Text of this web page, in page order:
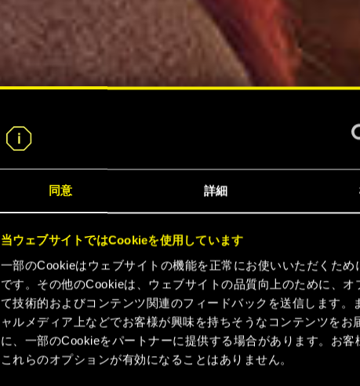
同意 詳細
当ウェブサイトではCookieを使用しています
一部のCookieはウェブサイトの機能を正常にお使いいただくため
です。その他のCookieは、ウェブサイトの品質向上のために、オ
て技術的およびコンテンツ関連のフィードバックを送信します。
ャルメディア上などでお客様が興味を持ちそうなコンテンツをお
に、一部のCookieをパートナーに提供する場合があります。お客
これらのオプションが有効になることはありません。